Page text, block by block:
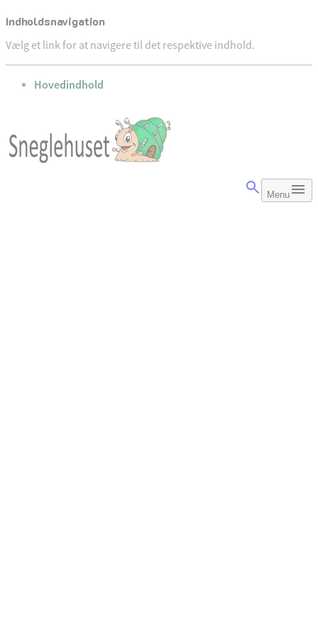
Indholdsnavigation
Vælg et link for at navigere til det respektive indhold.
gå til
Hovedindhold
Menu